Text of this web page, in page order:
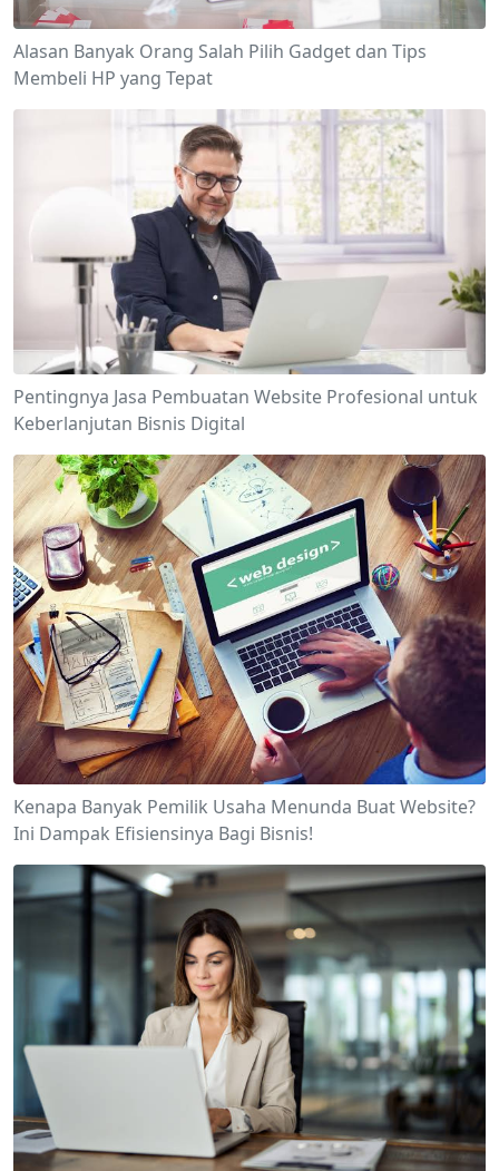
Alasan Banyak Orang Salah Pilih Gadget dan Tips
Membeli HP yang Tepat
Pentingnya Jasa Pembuatan Website Profesional untuk
Keberlanjutan Bisnis Digital
Kenapa Banyak Pemilik Usaha Menunda Buat Website?
Ini Dampak Efisiensinya Bagi Bisnis!